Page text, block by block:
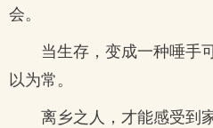
会。
当生存，变成一种唾手
以为常。
离乡之人，才能感受到